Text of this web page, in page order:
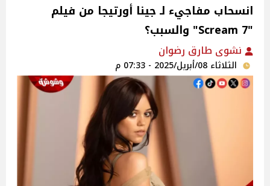
انسحاب مفاجيء لـ جينا أورتيجا من فيلم
"Scream 7" والسبب؟
نشوى طارق رضوان
الثلاثاء 08/أبريل/2025 - 07:33 م